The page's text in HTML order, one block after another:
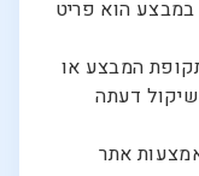
הוא פריט
המבצע או
יום, על פי שיקול דעתה
אתר